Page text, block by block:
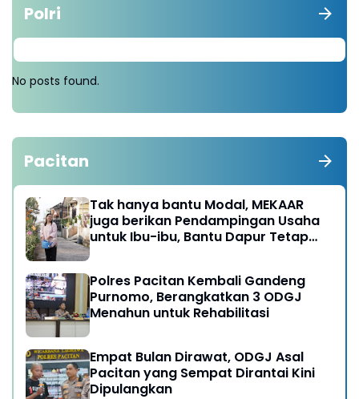
Polri
No posts found.
Pacitan
Tak hanya bantu Modal, MEKAAR
juga berikan Pendampingan Usaha
untuk Ibu-ibu, Bantu Dapur Tetap
Polres Pacitan Kembali Gandeng
Purnomo, Berangkatkan 3 ODGJ
Menahun untuk Rehabilitasi
Empat Bulan Dirawat, ODGJ Asal
Pacitan yang Sempat Dirantai Kini
Dipulangkan